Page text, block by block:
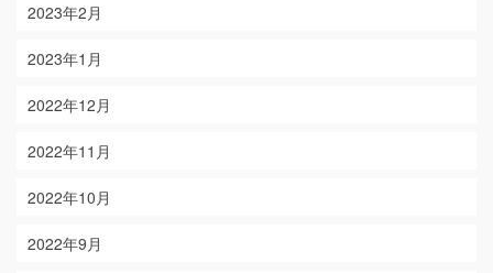
2023年2月
2023年1月
2022年12月
2022年11月
2022年10月
2022年9月